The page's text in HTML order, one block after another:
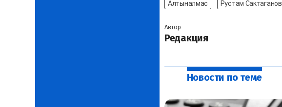
Алтыналмас Рустам Сактаганов
Автор
Редакция
Новости по теме